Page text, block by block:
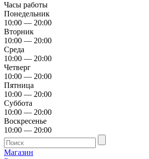
Часы работы
Понедельник
10:00 — 20:00
Вторник
10:00 — 20:00
Среда
10:00 — 20:00
Четверг
10:00 — 20:00
Пятница
10:00 — 20:00
Суббота
10:00 — 20:00
Воскресенье
10:00 — 20:00
Магазин